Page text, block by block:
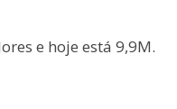
e hoje está 9,9M.